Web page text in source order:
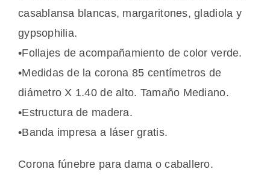
casablansa blancas, margaritones, gladiola y
gypsophilia.
•Follajes de acompañamiento de color verde.
•Medidas de la corona 85 centímetros de
diámetro X 1.40 de alto. Tamaño Mediano.
•Estructura de madera.
•Banda impresa a láser gratis.
Corona fúnebre para dama o caballero.